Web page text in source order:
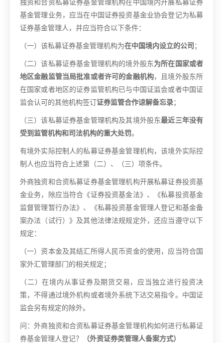
独资和合资私募证券基金管理机构在中国境内开展私募证券
基金管理业务，应当在中国证券投资基金业协会登记为私募
证券基金管理人，并应当符合以下条件：
（一）该私募证券基金管理机构为在中国境内设立的公司；
（二）该私募证券基金管理机构的境外股东为所在国家或者
地区金融监管当局批准或者许可的金融机构，且境外股东所
在国家或者地区的证券监管机构已与中国证监会或者中国证
监会认可的其他机构签订证券监管合作谅解备忘录；
（三）该私募证券基金管理机构及其境外股东最近三年没有
受到监管机构和司法机构的重大处罚。
有境外实际控制人的私募证券基金管理机构，该境外实际控
制人也应当符合上述第（二）、（三）项条件。
外商独资和合资私募证券基金管理机构开展私募证券投资基
金业务，除应当符合《证券投资基金法》、《私募投资基金
监督管理暂行办法》、《私募投资基金管理人登记和基金备
案办法（试行）》及其他法律法规规定外，还应当遵守以下
规定：
（一）资本金及其结汇所得人民币资金的使用，应当符合国
家外汇管理部门的相关规定；
（二）在境内从事证券及期货交易，应当独立进行投资决
策，不得通过境外机构或者境外系统下达交易指令。中国证
监会另有规定的除外。
问：外商独资和合资私募证券基金管理机构如何进行私募证
券基金管理人登记？
（外资证券类管理人备案方式）